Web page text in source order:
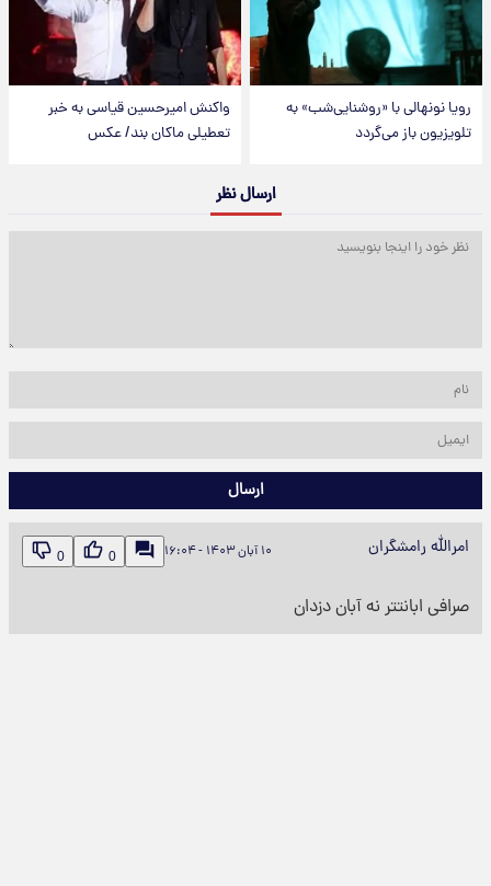
رویا نونهالی با «روشنایی‌شب» به
تلویزیون باز می‌گردد
واکنش امیرحسین قیاسی به خبر
تعطیلی ماکان بند/ عکس
ارسال نظر
ارسال
امرالله رامشگران ۱۰ آبان ۱۴۰۳ - ۱۶:۰۴ 0
0
صرافی ابانتتر نه آبان دزدان